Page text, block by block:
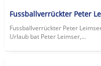
Fussballverrückter Peter
Fussballverrückter Peter
Urlaub bat Peter Leimser,...